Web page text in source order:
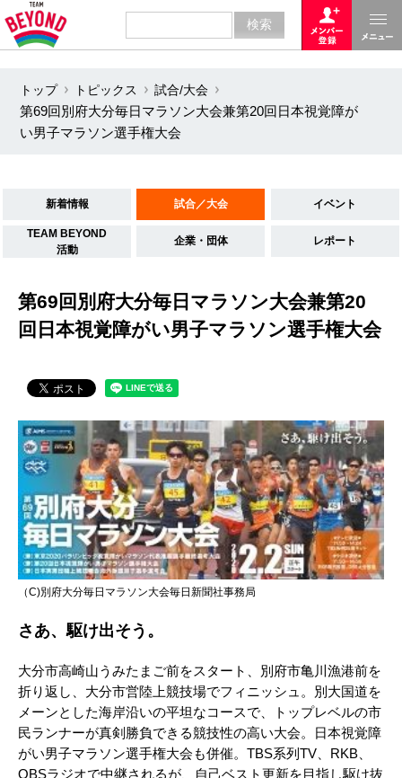
トップ トピックス
試合/大会
第69回別府大分毎日マラソン大会兼第20回日本視覚障が
い男子マラソン選手権大会
新着情報 試合／大会 イベント
TEAM BEYOND
活動
企業・団体 レポート
第69回別府大分毎日マラソン大会兼第20
回日本視覚障がい男子マラソン選手権大会
（C)別府大分毎日マラソン大会毎日新聞社事務局
さあ、駆け出そう。
大分市高崎山うみたまご前をスタート、別府市亀川漁港前を
折り返し、大分市営陸上競技場でフィニッシュ。別大国道を
メーンとした海岸沿いの平坦なコースで、トップレベルの市
民ランナーが真剣勝負できる競技性の高い大会。日本視覚障
がい男子マラソン選手権大会も併催。TBS系列TV、RKB、
OBSラジオで中継されるが、自己ベスト更新を目指し駆け抜